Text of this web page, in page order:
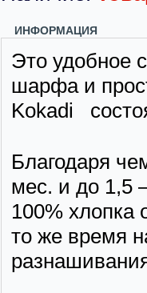
ИНФОРМАЦИЯ
Это удобное
шарфа и
Kokadi
Благодаря
мес. и до 1,5
100% хлопка
то же время